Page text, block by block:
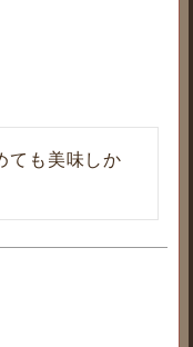
ても美味しか